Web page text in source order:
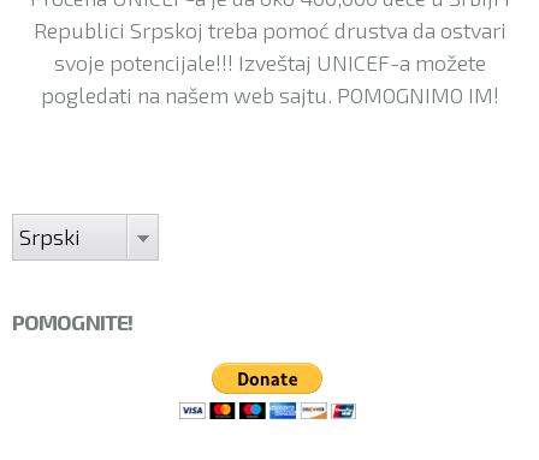
Republici Srpskoj treba pomoć drustva da ostvari
svoje potencijale!!! Izveštaj UNICEF-a možete
pogledati na našem web sajtu. POMOGNIMO IM!
Srpski
POMOGNITE!